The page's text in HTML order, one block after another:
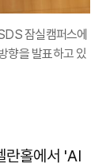
잠실캠퍼스에
향을 발표하고 있
란홀에서 'AI